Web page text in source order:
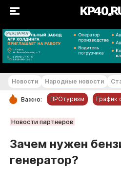
РЕКЛАМА
РУБРИКИ
Новости компаний
Статьи
Новости Народные новости
Важно: ПРОтуризм График
Новости партнеров
Зачем нужен
генератор?